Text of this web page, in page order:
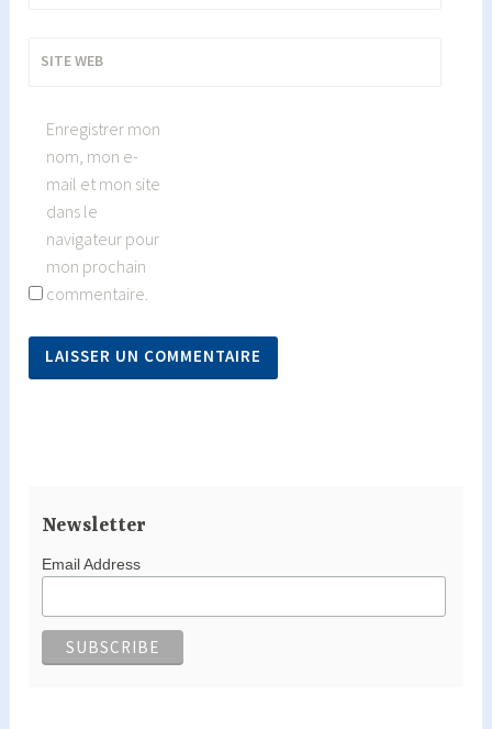
SITE WEB
Enregistrer mon
nom, mon e-
mail et mon site
dans le
navigateur pour
mon prochain
commentaire.
Newsletter
Email Address